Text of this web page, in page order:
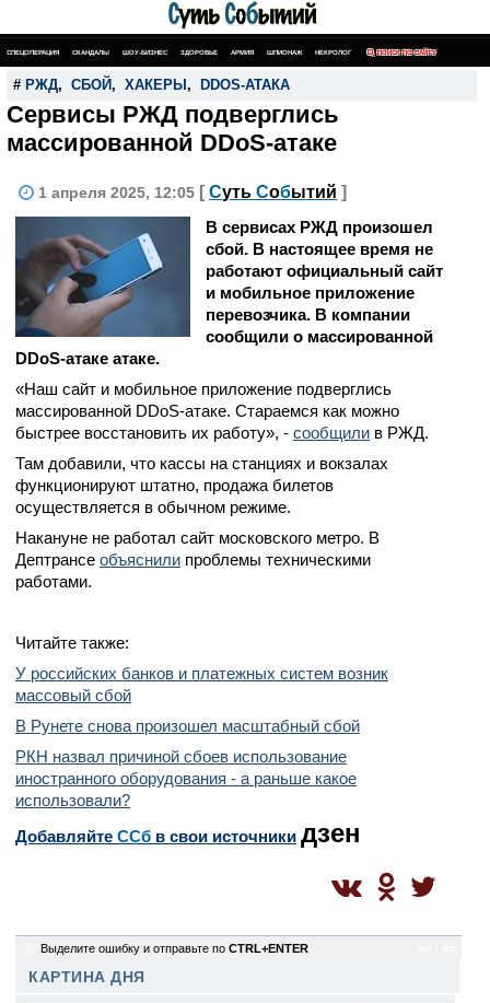
СПЕЦОПЕРАЦИЯ СКАНДАЛЫ ШОУ-БИЗНЕС ЗДОРОВЬЕ АРМИЯ ШПИОНАЖ НЕКРОЛОГ ПОИСК ПО САЙТУ
# РЖД, СБОЙ , ХАКЕРЫ , DDOS-АТАКА
Сервисы РЖД подверглись
массированной DDoS-атаке
1 апреля 2025, 12:05 [ Суть Событий ]
В сервисах РЖД произошел
сбой. В настоящее время не
работают официальный сайт
и мобильное приложение
перевозчика. В компании
сообщили о массированной
DDoS-атаке атаке.
«Наш сайт и мобильное приложение подверглись
массированной DDoS-атаке. Стараемся как можно
быстрее восстановить их работу», - сообщили в РЖД.
Там добавили, что кассы на станциях и вокзалах
функционируют штатно, продажа билетов
осуществляется в обычном режиме.
Накануне не работал сайт московского метро. В
Дептрансе объяснили проблемы техническими
работами.
Читайте также:
У российских банков и платежных систем возник
массовый сбой
В Рунете снова произошел масштабный сбой
РКН назвал причиной сбоев использование
иностранного оборудования - а раньше какое
использовали?
Добавляйте CСб в свои источники дзен
Выделите ошибку и отправьте по CTRL+ENTER
КАРТИНА ДНЯ